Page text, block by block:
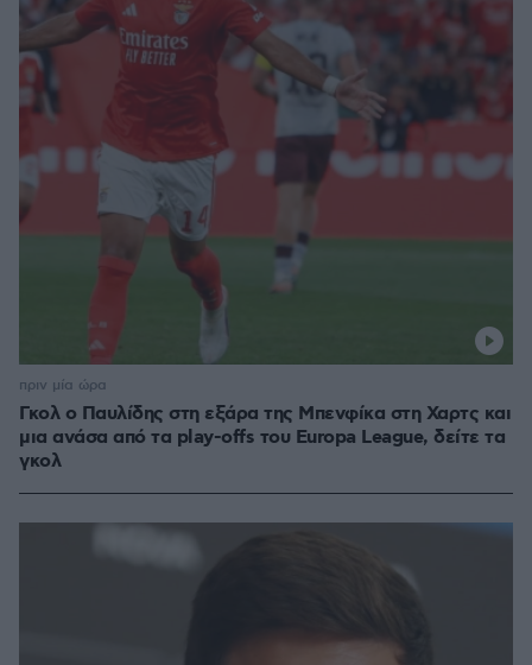
Γκολ ο Παυλίδης στη εξάρα της Μπενφίκα στη Χαρτς και
μια ανάσα από τα play-offs του Europa League, δείτε τα
γκολ
πριν μία ώρα